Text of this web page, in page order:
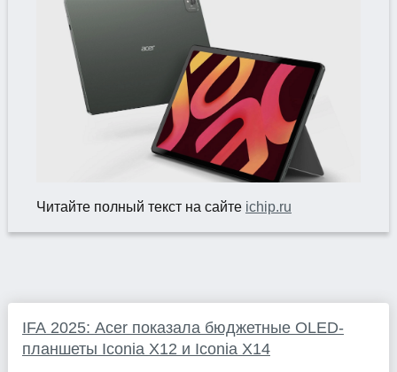
Читайте полный текст на сайте ichip.ru
IFA 2025: Acer показала бюджетные OLED-
планшеты Iconia X12 и Iconia X14